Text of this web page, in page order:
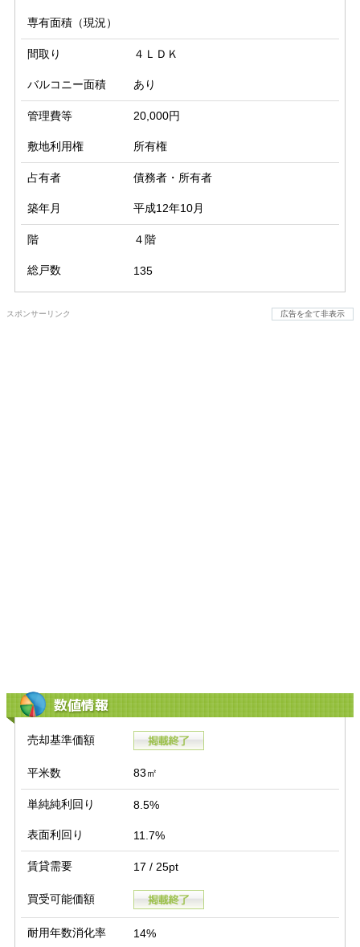
専有面積（現況）
間取り ４ＬＤＫ
バルコニー面積 あり
管理費等 20,000円
敷地利用権 所有権
占有者 債務者・所有者
築年月 平成12年10月
階 ４階
総戸数 135
スポンサーリンク 広告を全て非表示
数値情報
売却基準価額
平米数 83㎡
単純純利回り 8.5%
表面利回り 11.7%
賃貸需要 17 / 25pt
買受可能価額
耐用年数消化率 14%